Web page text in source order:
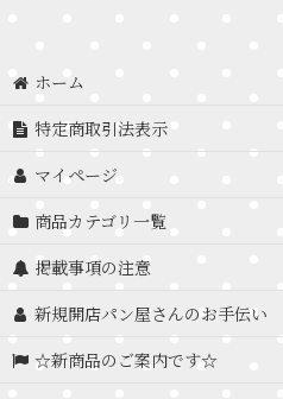
ホーム
特定商取引法表示
マイページ
商品カテゴリ一覧
掲載事項の注意
新規開店パン屋さんのお手伝い
☆新商品のご案内です☆